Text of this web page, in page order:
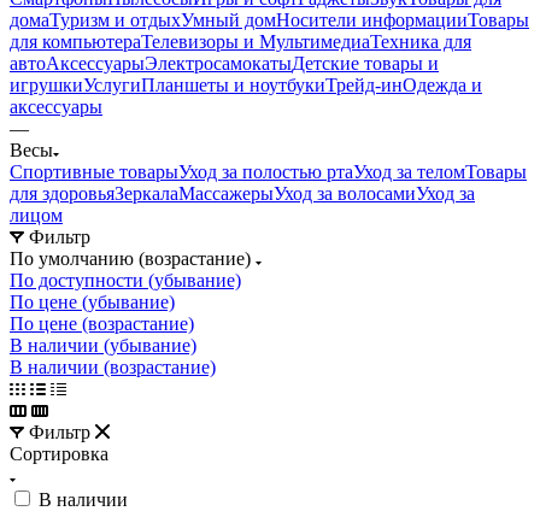
домаТуризм и отдыхУмный домНосители информацииТовары
для компьютераТелевизоры и МультимедиаТехника для
автоАксессуарыЭлектросамокатыДетские товары и
игрушкиУслугиПланшеты и ноутбукиТрейд-инОдежда и
аксессуары
—
Весы
Спортивные товарыУход за полостью ртаУход за теломТовары
для здоровьяЗеркалаМассажерыУход за волосамиУход за
лицом
Фильтр
По умолчанию (возрастание)
По доступности (убывание)
По цене (убывание)
По цене (возрастание)
В наличии (убывание)
В наличии (возрастание)
Фильтр
Сортировка
В наличии